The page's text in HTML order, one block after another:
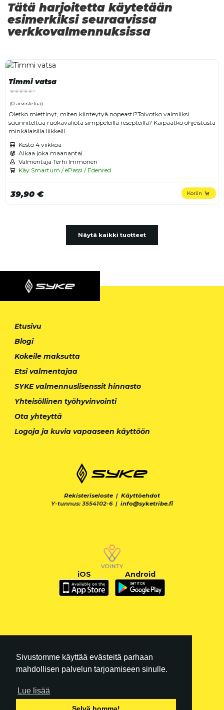
Sivustomme käyttää evästeitä parhaan
mahdollisen palvelun tarjoamiseen sinulle.
Lue lisää
Tätä harjoitetta käytetään
esimerkiksi seuraavissa
verkkovalmennuksissa
Timmi vatsa
(0 arvostelua)
Oletko miettinyt, miten kiinteytyä nopeasti?Toivotko valmiiksi
suunniteltua ruokavaliota simppeleillä resepteillä? Kaipaatko ohjeistusta
minkälaisilla liikkeill
Kesto 4 viikkoa
Alkaa joka maanantai
Valmentaja Terhi Immonen
Käy Smartum / ePassi / Edenred
39,90 € Koriin
Näytä kaikki tuotteet
Etusivu
Blogi
Kokeile maksutta
Etsi valmentajaa
SYKE valmennuslisenssit hinnasto
Yhteisöllinen työhyvinvointi
Ota yhteyttä
Logoja ja kuvia vapaaseen käyttöön
Rekisteriseloste | Käyttöehdot
Y-tunnus: 3554102-6 | info@syketribe.fi
iOS Android